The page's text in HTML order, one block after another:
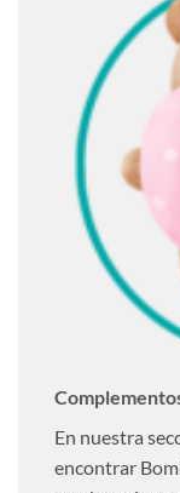
En nuestra
encontrar